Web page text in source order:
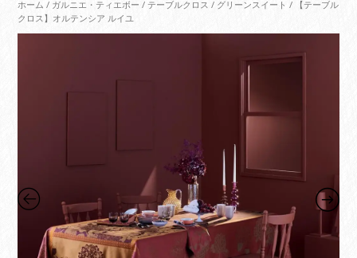
ホーム / ガルニエ・ティエボー /テーブルクロス / グリーンスイート / 【テーブル
クロス】オルテンシア ルイユ